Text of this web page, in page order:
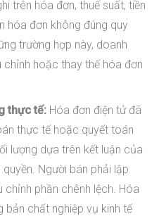
trên hóa đơn, thuế suất, tiền
hóa đơn không đúng quy
trường hợp này, doanh
chỉnh hoặc thay thế hóa đơn
thực tế:Hóa đơn điện tử đã
thực tế hoặc quyết toán
lượng dựa trên kết luận của
Người bán phải lập
chỉnh phần chênh lệch. Hóa
bản chất nghiệp vụ kinh tế